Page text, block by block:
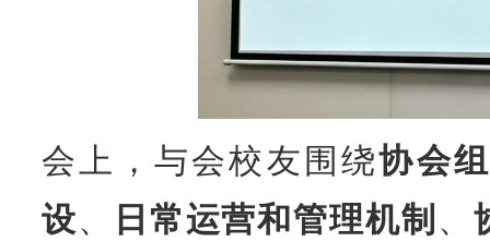
会上，与会校友围绕协会
设、 日常运营和管理机制、